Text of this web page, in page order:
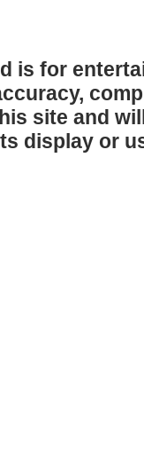
is for
site and
display or